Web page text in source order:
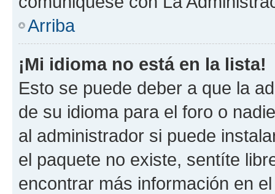
Arriba
¡Mi idioma no está en la lista!
Esto se puede deber a que la
de su idioma para el foro o
al administrador si puede
el paquete no existe, sentíte
encontrar más información en